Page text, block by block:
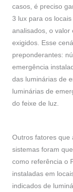
casos, é preciso
3 lux para os
analisados, o valor
exigidos. Esse
preponderantes:
emergência
das luminárias de
luminárias de
do feixe de luz.
Outros fatores que
sistemas foram
como referência o
instaladas em
indicados de